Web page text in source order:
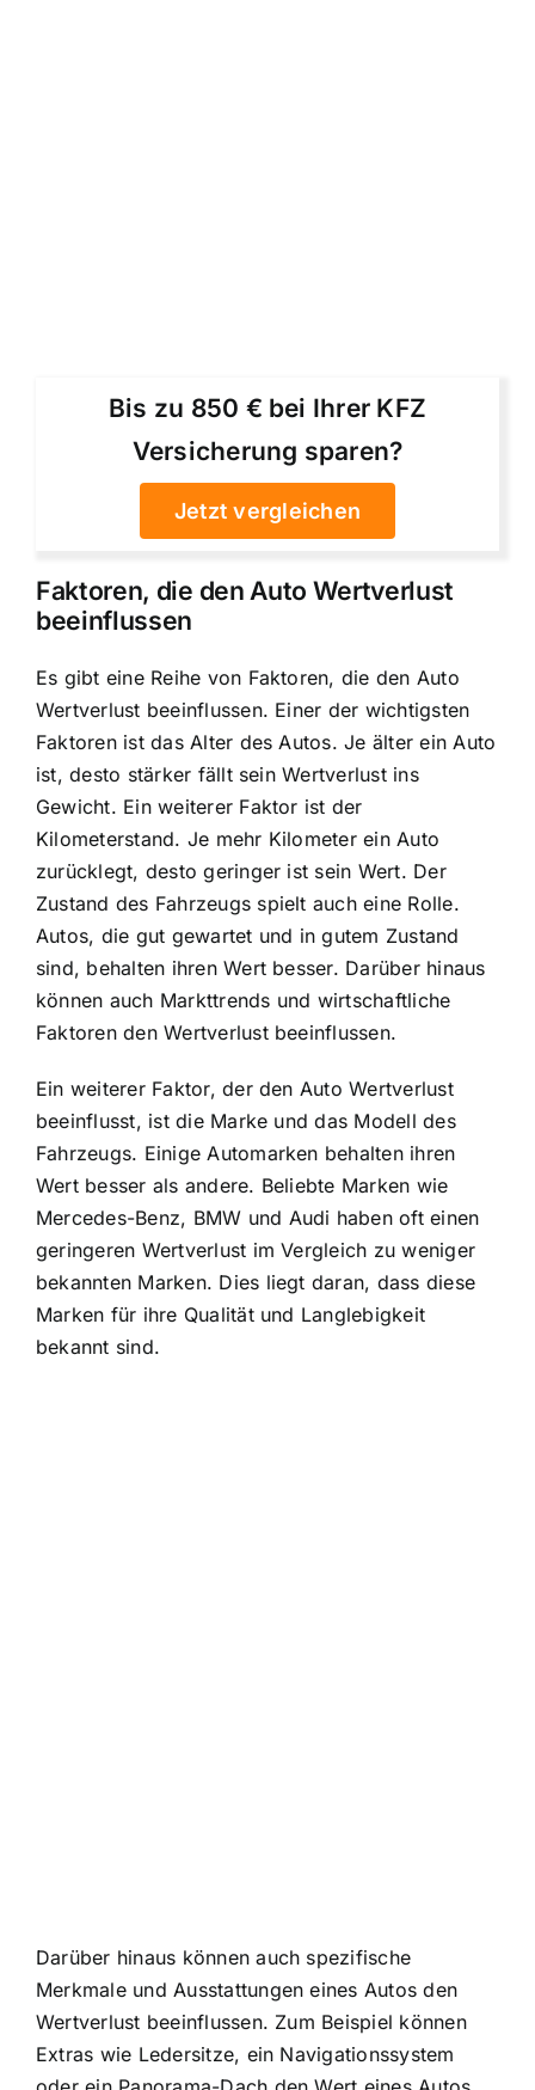
Bis zu 850 € bei Ihrer KFZ
Versicherung sparen?
Jetzt vergleichen
Faktoren, die den Auto Wertverlust
beeinflussen
Es gibt eine Reihe von Faktoren, die den Auto
Wertverlust beeinflussen. Einer der wichtigsten
Faktoren ist das Alter des Autos. Je älter ein Auto
ist, desto stärker fällt sein Wertverlust ins
Gewicht. Ein weiterer Faktor ist der
Kilometerstand. Je mehr Kilometer ein Auto
zurücklegt, desto geringer ist sein Wert. Der
Zustand des Fahrzeugs spielt auch eine Rolle.
Autos, die gut gewartet und in gutem Zustand
sind, behalten ihren Wert besser. Darüber hinaus
können auch Markttrends und wirtschaftliche
Faktoren den Wertverlust beeinflussen.
Ein weiterer Faktor, der den Auto Wertverlust
beeinflusst, ist die Marke und das Modell des
Fahrzeugs. Einige Automarken behalten ihren
Wert besser als andere. Beliebte Marken wie
Mercedes-Benz, BMW und Audi haben oft einen
geringeren Wertverlust im Vergleich zu weniger
bekannten Marken. Dies liegt daran, dass diese
Marken für ihre Qualität und Langlebigkeit
bekannt sind.
Darüber hinaus können auch spezifische
Merkmale und Ausstattungen eines Autos den
Wertverlust beeinflussen. Zum Beispiel können
Extras wie Ledersitze, ein Navigationssystem